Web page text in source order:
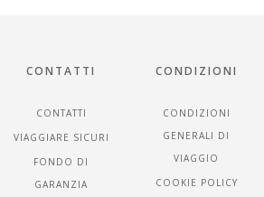
CONTATTI
CONTATTI
VIAGGIARE SICURI
FONDO DI
GARANZIA
CONDIZIONI
CONDIZIONI
GENERALI DI
VIAGGIO
COOKIE POLICY